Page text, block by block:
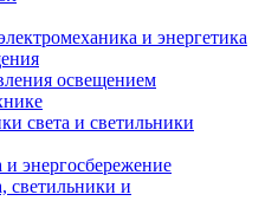
и энергетика
освещением
света и светильники
и энергосбережение
светильники и